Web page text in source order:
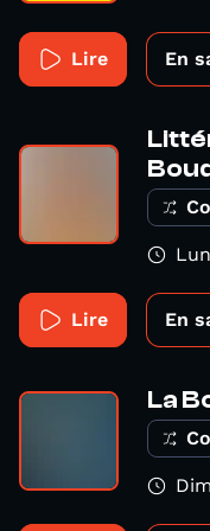
Lire En
Lire En
La